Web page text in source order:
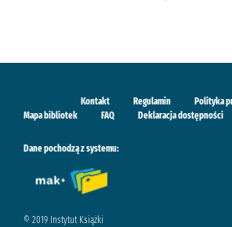
Kontakt Regulamin
Polityka
Mapa bibliotek
FAQ Deklaracja dostępności
Dane pochodzą z systemu:
© 2019 Instytut Książki